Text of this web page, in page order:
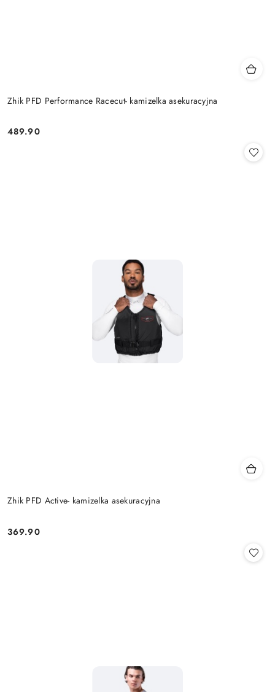
Zhik PFD Performance Racecut- kamizelka asekuracyjna
Cena:
489.90
Zhik PFD Active- kamizelka asekuracyjna
Cena:
369.90